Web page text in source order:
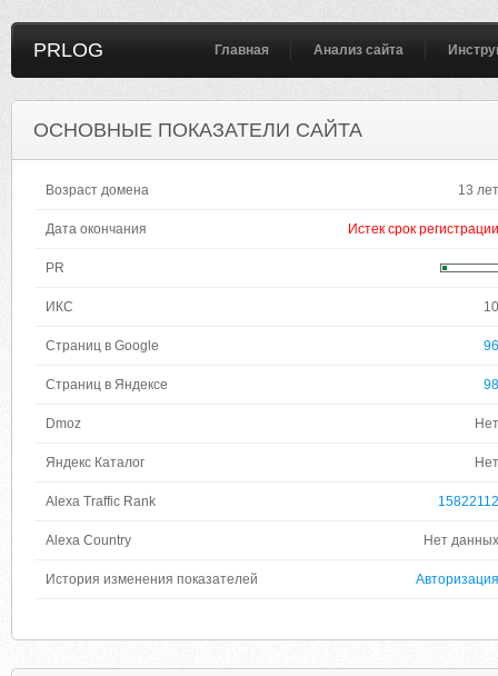
PRLOG Главная Анализ сайта
ОСНОВНЫЕ ПОКАЗАТЕЛИ САЙТА
Возраст домена 13 лет
Дата окончания Истек срок регистрации
PR
ИКС 10
Страниц в Google 96
Страниц в Яндексе 98
Dmoz Нет
Яндекс Каталог Нет
Alexa Traffic Rank 15822112
Alexa Country Нет данных
История изменения показателей Авторизация